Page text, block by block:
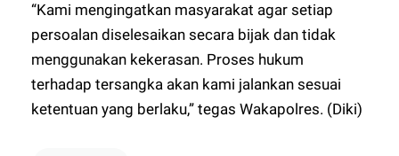
“Kami mengingatkan masyarakat agar setiap
persoalan diselesaikan secara bijak dan tidak
menggunakan kekerasan. Proses hukum
terhadap tersangka akan kami jalankan sesuai
ketentuan yang berlaku,” tegas Wakapolres. (Diki)